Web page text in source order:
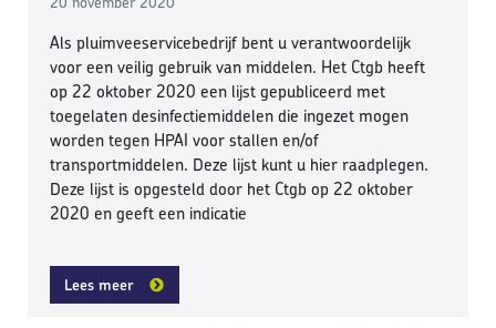
Als pluimveeservicebedrijf bent u verantwoordelijk
voor een veilig gebruik van middelen. Het Ctgb heeft
op 22 oktober 2020 een lijst gepubliceerd met
toegelaten desinfectiemiddelen die ingezet mogen
worden tegen HPAI voor stallen en/of
transportmiddelen. Deze lijst kunt u hier raadplegen.
Deze lijst is opgesteld door het Ctgb op 22 oktober
2020 en geeft een indicatie
Lees meer